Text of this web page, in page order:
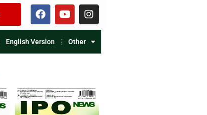
English Version Other